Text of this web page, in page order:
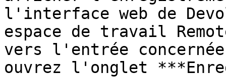
l'interface web de
espace de travail
vers l'entrée
ouvrez l'onglet